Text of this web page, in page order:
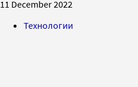
11 December 2022
Технологии